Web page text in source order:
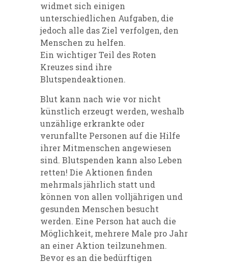
widmet sich einigen
unterschiedlichen Aufgaben, die
jedoch alle das Ziel verfolgen, den
Menschen zu helfen.
Ein wichtiger Teil des Roten
Kreuzes sind ihre
Blutspendeaktionen.
Blut kann nach wie vor nicht
künstlich erzeugt werden, weshalb
unzählige erkrankte oder
verunfallte Personen auf die Hilfe
ihrer Mitmenschen angewiesen
sind. Blutspenden kann also Leben
retten! Die Aktionen finden
mehrmals jährlich statt und
können von allen volljährigen und
gesunden Menschen besucht
werden. Eine Person hat auch die
Möglichkeit, mehrere Male pro Jahr
an einer Aktion teilzunehmen.
Bevor es an die bedürftigen